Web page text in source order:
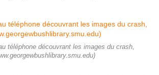
téléphone découvrant les images du crash,